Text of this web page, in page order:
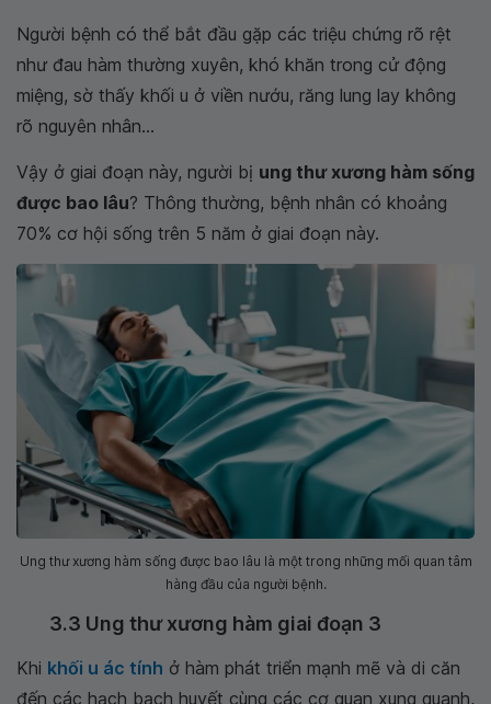
Người bệnh có thể bắt đầu gặp các triệu chứng rõ rệt
như đau hàm thường xuyên, khó khăn trong cử động
miệng, sờ thấy khối u ở viền nướu, răng lung lay không
rõ nguyên nhân...
Vậy ở giai đoạn này, người bị ung thư xương hàm sống
được bao lâu? Thông thường, bệnh nhân có khoảng
70% cơ hội sống trên 5 năm ở giai đoạn này.
Ung thư xương hàm sống được bao lâu là một trong những mối quan tâm
hàng đầu của người bệnh.
3.3 Ung thư xương hàm giai đoạn 3
Khi khối u ác tính ở hàm phát triển mạnh mẽ và di căn
đến các hạch bạch huyết cùng các cơ quan xung quanh,